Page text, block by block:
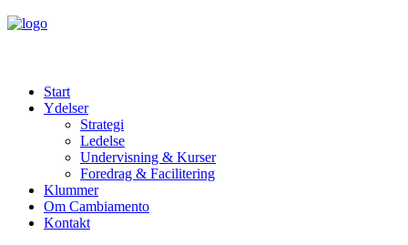
Start
Ydelser
Strategi
Ledelse
Undervisning & Kurser
Foredrag & Facilitering
Klummer
Om Cambiamento
Kontakt